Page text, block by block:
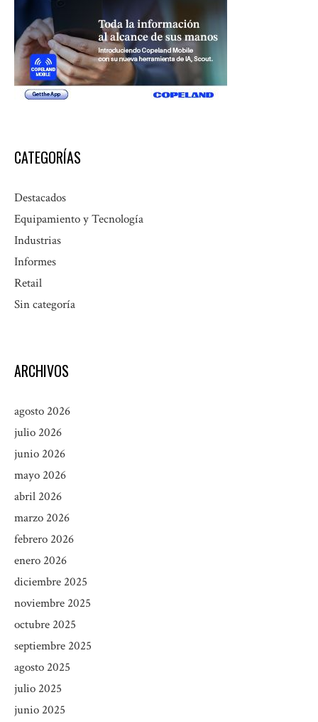
CATEGORÍAS
Destacados
Equipamiento y Tecnología
Industrias
Informes
Retail
Sin categoría
ARCHIVOS
agosto 2026
julio 2026
junio 2026
mayo 2026
abril 2026
marzo 2026
febrero 2026
enero 2026
diciembre 2025
noviembre 2025
octubre 2025
septiembre 2025
agosto 2025
julio 2025
junio 2025